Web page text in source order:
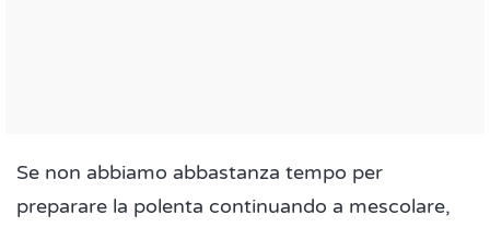
Se non abbiamo abbastanza tempo per
preparare la polenta continuando a mescolare,